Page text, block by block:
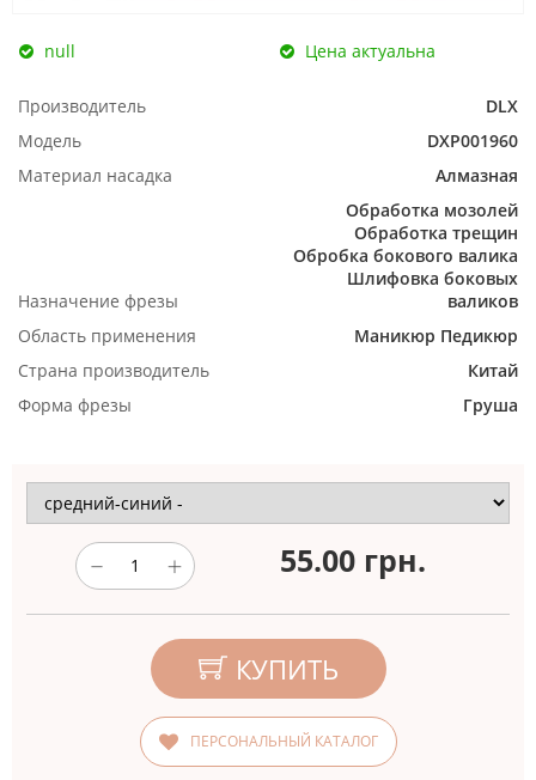
null Цена актуальна
Производитель
DLX
Модель
DXP001960
Материал насадка
Алмазная
Назначение фрезы
Обработка мозолей
Обработка трещин
Обробка бокового валика
Шлифовка боковых
валиков
Область применения
Маникюр Педикюр
Страна производитель
Китай
Форма фрезы
Груша
55.00 грн.
КУПИТЬ
ПЕРСОНАЛЬНЫЙ КАТАЛОГ